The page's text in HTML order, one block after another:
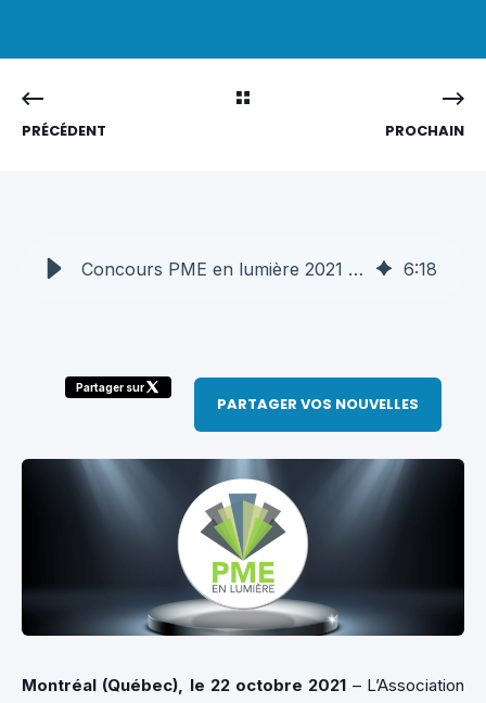
PRÉCÉDENT PROCHAIN
Concours PME en lumière 2021 : 10 PME technos québécoises se sont démarquées grâce à l’aide apportée à la transformation numérique des entreprises d’ici - AQT 6:18
Partager sur
PARTAGER VOS NOUVELLES
Montréal (Québec), le 22 octobre 2021 – L’Association